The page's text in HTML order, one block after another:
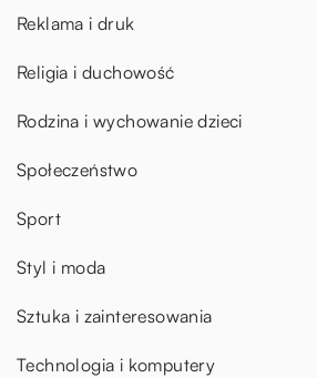
Reklama i druk
Religia i duchowość
Rodzina i wychowanie dzieci
Społeczeństwo
Sport
Styl i moda
Sztuka i zainteresowania
Technologia i komputery